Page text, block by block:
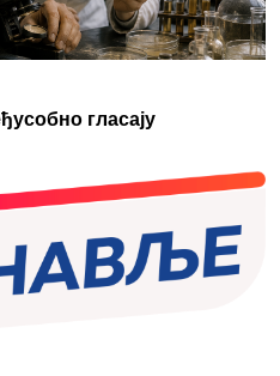
гласају